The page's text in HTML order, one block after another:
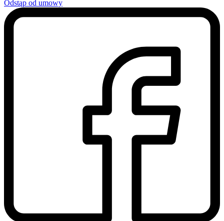
Odstąp od umowy